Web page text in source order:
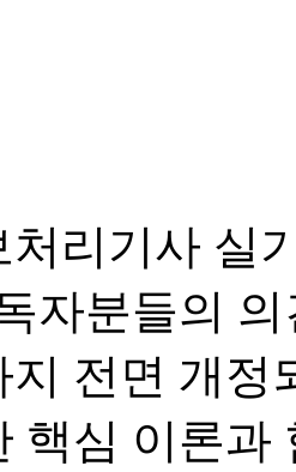
처리기사 실
자분들의
전면 개정
핵심 이론과